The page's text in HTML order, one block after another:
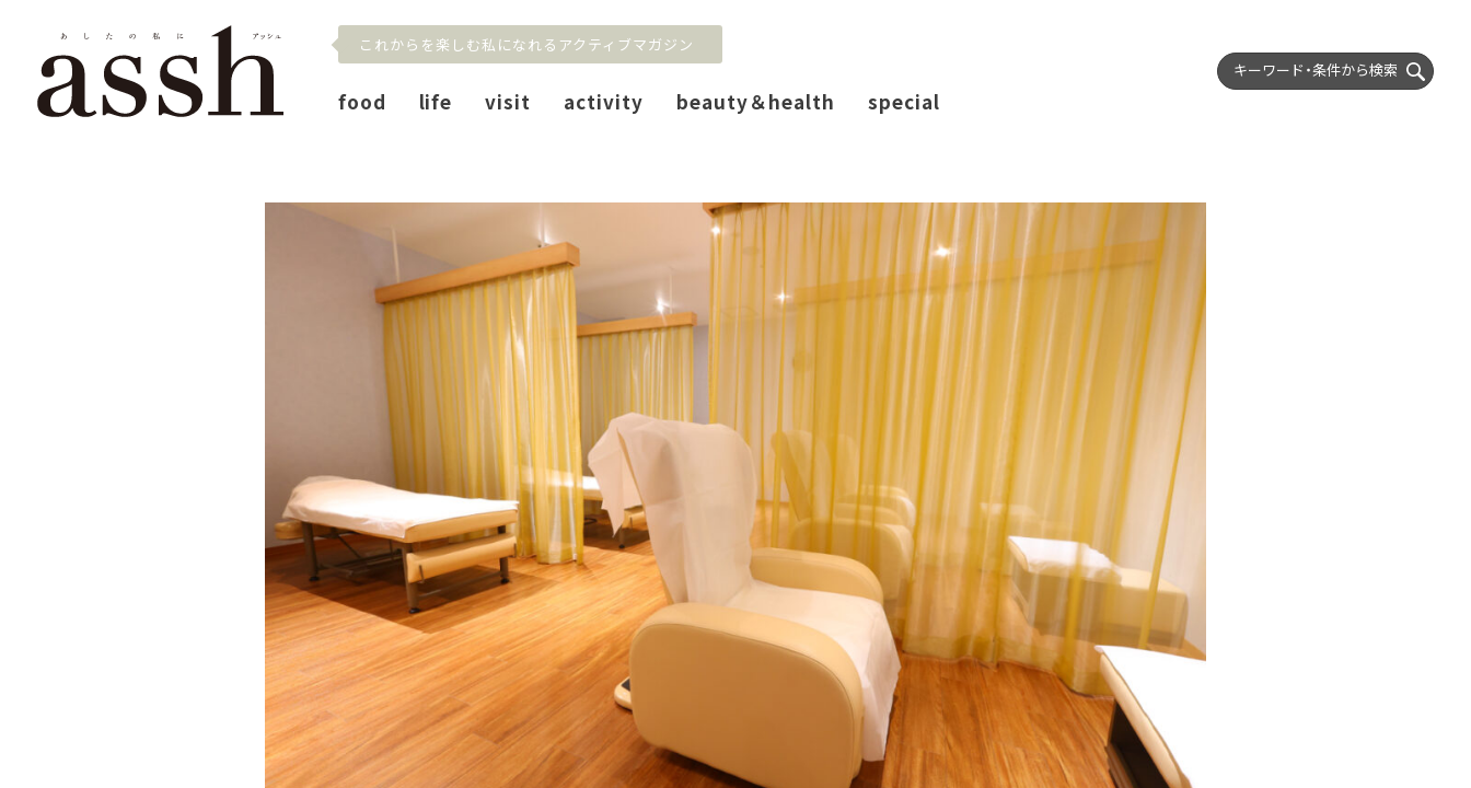
これからを楽しむ私になれるアクティブマガジン
food life visit activity beauty＆health special
キーワード・条件から検索